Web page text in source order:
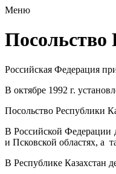
Меню
Посольство
Российская Федерация
В октябре 1992 г.
Посольство Республики
В Российской Федерации
и Псковской областях, а
В Республике Казахстан